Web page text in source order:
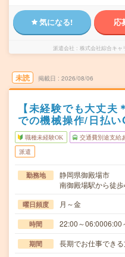
気になる! 応
派遣会社 株式会社綜合キャ
未読 掲載日 2026/08/06
【未経験でも大丈
での機械操作/日払い
職種未経験OK 交通費別途支給
派遣
勤務地
静岡県御殿場市
南御殿場駅から徒
曜日頻度 月～金
時間 22:00～06:0006:00
期間 長期でお仕事できる